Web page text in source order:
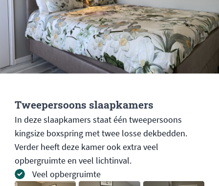
Tweepersoons slaapkamers
In deze slaapkamers staat één tweepersoons
kingsize boxspring met twee losse dekbedden.
Verder heeft deze kamer ook extra veel
opbergruimte en veel lichtinval.
Veel opbergruimte